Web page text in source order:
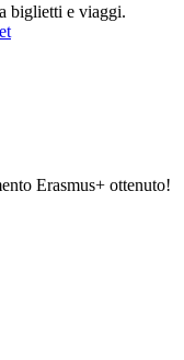
biglietti e viaggi.
Erasmus+ ottenuto!